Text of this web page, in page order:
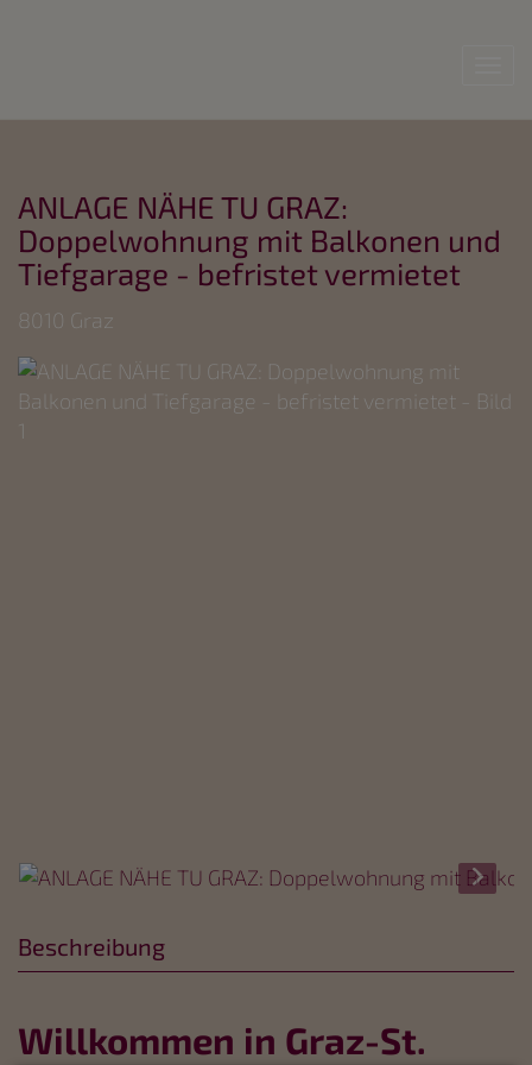
ANLAGE NÄHE TU GRAZ:
Doppelwohnung mit Balkonen und
Tiefgarage - befristet vermietet
8010 Graz
Beschreibung
Willkommen in Graz-St.